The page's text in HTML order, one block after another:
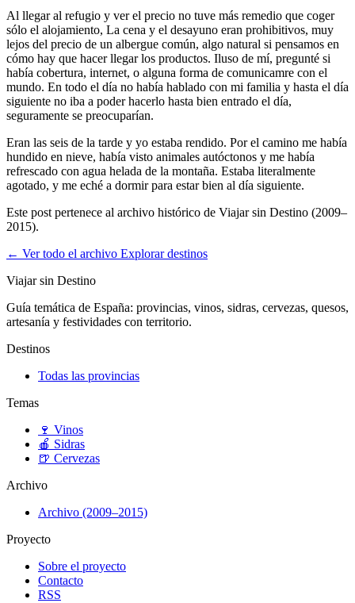
Al llegar al refugio y ver el precio no tuve más remedio que coger
sólo el alojamiento, La cena y el desayuno eran prohibitivos, muy
lejos del precio de un albergue común, algo natural si pensamos en
cómo hay que hacer llegar los productos. Iluso de mí, pregunté si
había cobertura, internet, o alguna forma de comunicamre con el
mundo. En todo el día no había hablado con mi familia y hasta el día
siguiente no iba a poder hacerlo hasta bien entrado el día,
seguramente se preocuparían.
Eran las seis de la tarde y yo estaba rendido. Por el camino me había
hundido en nieve, había visto animales autóctonos y me había
refrescado con agua helada de la montaña. Estaba literalmente
agotado, y me eché a dormir para estar bien al día siguiente.
Este post pertenece al archivo histórico de Viajar sin Destino (2009–
2015).
← Ver todo el archivo Explorar destinos
Viajar sin Destino
Guía temática de España: provincias, vinos, sidras, cervezas, quesos,
artesanía y festividades con territorio.
Destinos
Todas las provincias
Temas
🍷 Vinos
🍎 Sidras
🍺 Cervezas
Archivo
Archivo (2009–2015)
Proyecto
Sobre el proyecto
Contacto
RSS